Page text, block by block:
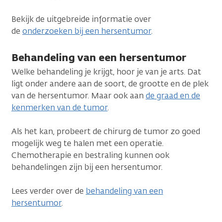
Bekijk de uitgebreide informatie over
de onderzoeken bij een hersentumor.
Behandeling van een hersentumor
Welke behandeling je krijgt, hoor je van je arts. Dat
ligt onder andere aan de soort, de grootte en de plek
van de hersentumor. Maar ook aan de graad en de
kenmerken van de tumor.
Als het kan, probeert de chirurg de tumor zo goed
mogelijk weg te halen met een operatie.
Chemotherapie en bestraling kunnen ook
behandelingen zijn bij een hersentumor.
Lees verder over de behandeling van een
hersentumor.